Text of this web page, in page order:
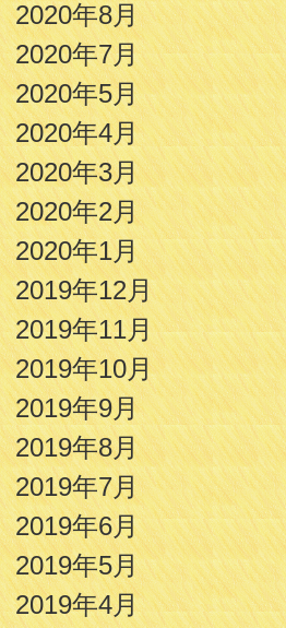
2020年8月
2020年7月
2020年5月
2020年4月
2020年3月
2020年2月
2020年1月
2019年12月
2019年11月
2019年10月
2019年9月
2019年8月
2019年7月
2019年6月
2019年5月
2019年4月